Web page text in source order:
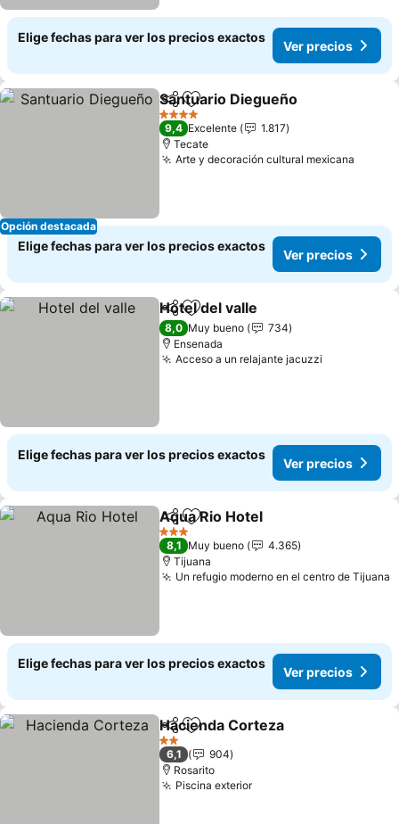
Elige fechas para ver los precios exactos
Ver precios
Opción destacada
CompartirAgregar a favoritos
Santuario Diegueño
4 Estrellas
9,4 Excelente
1.817
Tecate
Arte y decoración cultural mexicana
Elige fechas para ver los precios exactos
Ver precios
CompartirAgregar a favoritos
Hotel del valle
8,0 Muy bueno
734
Ensenada
Acceso a un relajante jacuzzi
Elige fechas para ver los precios exactos
Ver precios
CompartirAgregar a favoritos
Aqua Rio Hotel
3 Estrellas
8,1 Muy bueno
4.365
Tijuana
Un refugio moderno en el centro de Tijuana
Elige fechas para ver los precios exactos
Ver precios
CompartirAgregar a favoritos
Hacienda Corteza
2 Estrellas
6,1
904
Rosarito
Piscina exteriorVer precios